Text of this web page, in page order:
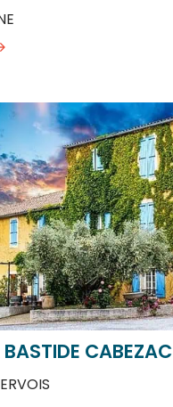
BASTIDE CABEZAC